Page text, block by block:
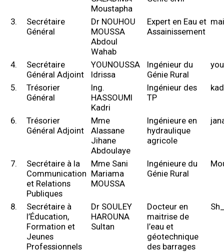
Moustapha
3.
Secrétaire
Général
Dr NOUHOU
MOUSSA
Abdoul
Wahab
Expert en Eau et
Assainissement
4.
Secrétaire
Général Adjoint
YOUNOUSSA
Idrissa
Ingénieur du
Génie Rural
5.
Trésorier
Général
Ing.
HASSOUMI
Kadri
Ingénieur des
TP
6.
Trésorier
Général Adjoint
Mme
Alassane
Jihane
Abdoulaye
Ingénieure en
hydraulique
agricole
7.
Secrétaire à la
Communication
et Relations
Publiques
Mme Sani
Mariama
MOUSSA
Ingénieure du
Génie Rural
8.
Secrétaire à
l’Éducation,
Formation et
Jeunes
Professionnels
Dr SOULEY
HAROUNA
Sultan
Docteur en
maitrise de
l’eau et
géotechnique
des barrages